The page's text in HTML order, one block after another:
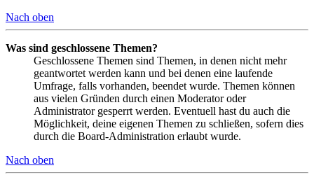
Nach oben
Was sind geschlossene Themen?
Geschlossene Themen sind Themen, in denen nicht mehr
geantwortet werden kann und bei denen eine laufende
Umfrage, falls vorhanden, beendet wurde. Themen können
aus vielen Gründen durch einen Moderator oder
Administrator gesperrt werden. Eventuell hast du auch die
Möglichkeit, deine eigenen Themen zu schließen, sofern dies
durch die Board-Administration erlaubt wurde.
Nach oben